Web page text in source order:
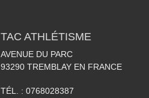
TAC ATHLÉTISME
AVENUE DU PARC
93290 TREMBLAY EN FRANCE
TÉL. : 0768028387